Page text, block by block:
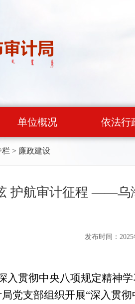
单位概况 依法行
栏 > 廉政建设
护航审计征程 ——乌
发布时间：2025
入贯彻中央八项规定精神
党支部组织开展“深入贯